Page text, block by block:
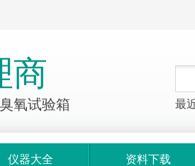
商
氧试验箱 最
仪器大全 资料下载